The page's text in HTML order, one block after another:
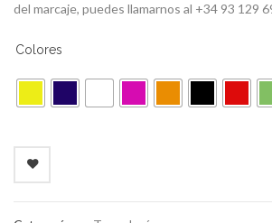
del marcaje, puedes llamarnos al +34 93 129
Colores